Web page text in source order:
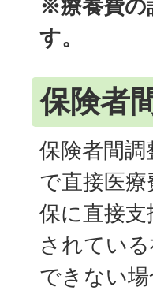
※療養費の
す。
保険者
保険者間
で直接医
保に直接
されてい
できない